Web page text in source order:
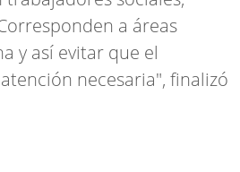
a áreas
y así evitar que el
necesaria", finalizó